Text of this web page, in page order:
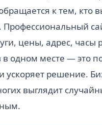
к тем, кто
цены, адрес, часы
в одном месте — это
ускоряет решение.
выглядит